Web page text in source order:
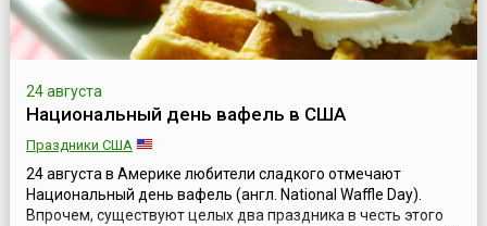
24 августа
Национальный день вафель в США
Праздники США
24 августа в Америке любители сладкого отмечают
Национальный день вафель (англ. National Waffle Day).
Впрочем, существуют целых два праздника в честь этого